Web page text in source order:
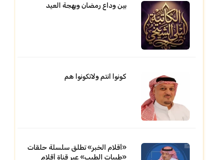
بين وداع رمضان وبهجة العيد
كونوا انتم ولاتكونوا هم
«أقلام الخبر» تطلق سلسلة حلقات
«طيبات الطيب» عبر قناة أقلام